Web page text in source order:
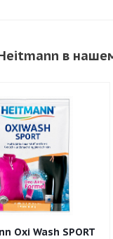
в
Oxi Wash SPORT